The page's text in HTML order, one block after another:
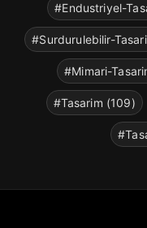
#Endustriyel-
#Surdurulebilir-
#Mimari-
#Tasarim (109)